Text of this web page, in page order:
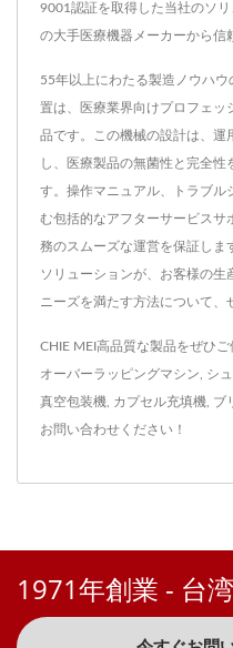
9001認証を取得した当社のソ
の大手医療機器メーカーから信
55年以上にわたる製造ノウハ
置は、医療業界向けプロフェッ
品です。この機械の設計は、運
し、医療製品の無菌性と完全性
す。操作マニュアル、トラブル
む包括的なアフターサービスサ
務のスムーズな運営を保証しま
ソリューションが、お客様の生
ニーズを満たす方法について、
CHIE MEI高品質な製品をぜひ
オーバーラッピングマシン シ
真空包装機 カプセル充填機 ブ
お問い合わせください！
1971年創業 - 台